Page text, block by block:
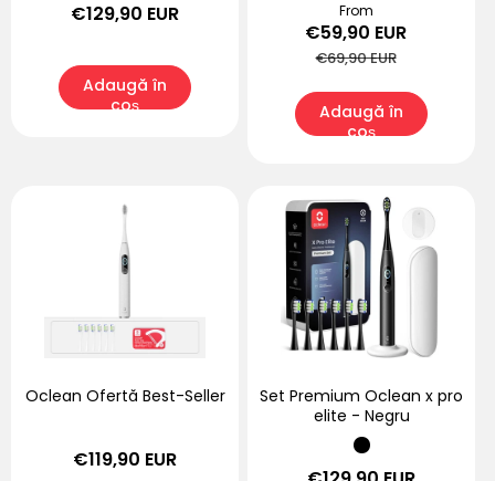
Preț
€129,90 EUR
Adaugă în
coș
redus
From
€59,90 EUR
€69,90 EUR
Adaugă în
coș
Oclean Ofertă Best-Seller
Preț
€119,90 EUR
Set Premium Oclean x pro
elite - Negru